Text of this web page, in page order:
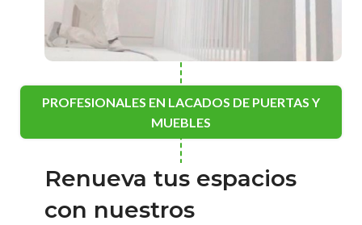
PROFESIONALES EN LACADOS DE PUERTAS Y
MUEBLES
Renueva tus espacios
con nuestros